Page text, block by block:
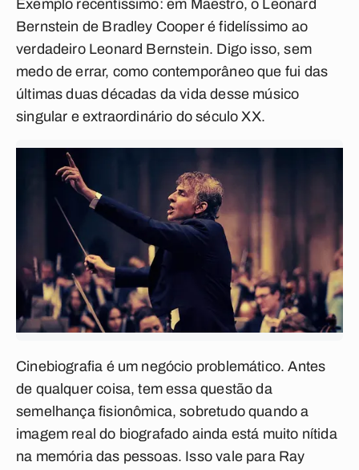
Exemplo recentíssimo: em Maestro, o Leonard
Bernstein de Bradley Cooper é fidelíssimo ao
verdadeiro Leonard Bernstein. Digo isso, sem
medo de errar, como contemporâneo que fui das
últimas duas décadas da vida desse músico
singular e extraordinário do século XX.
Cinebiografia é um negócio problemático. Antes
de qualquer coisa, tem essa questão da
semelhança fisionômica, sobretudo quando a
imagem real do biografado ainda está muito nítida
na memória das pessoas. Isso vale para Ray